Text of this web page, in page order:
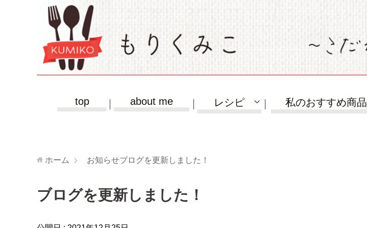
top about me レシピ 私のおすすめ商品
ホーム お知らせブログを更新しました！
ブログを更新しました！